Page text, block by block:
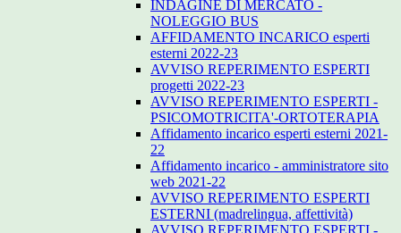
INDAGINE DI MERCATO -
NOLEGGIO BUS
AFFIDAMENTO INCARICO esperti
esterni 2022-23
AVVISO REPERIMENTO ESPERTI
progetti 2022-23
AVVISO REPERIMENTO ESPERTI -
PSICOMOTRICITA'-ORTOTERAPIA
Affidamento incarico esperti esterni 2021-
22
Affidamento incarico - amministratore sito
web 2021-22
AVVISO REPERIMENTO ESPERTI
ESTERNI (madrelingua, affettività)